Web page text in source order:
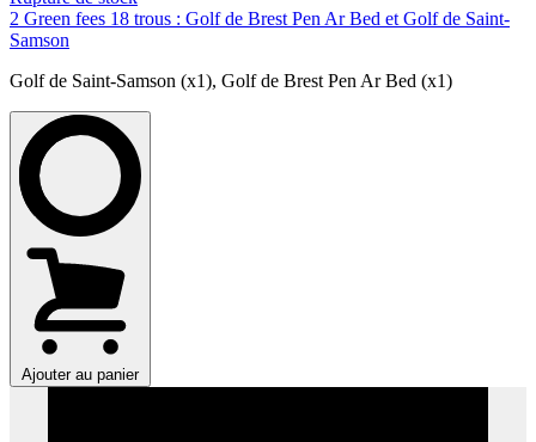
2 Green fees 18 trous : Golf de Brest Pen Ar Bed et Golf de Saint-
Samson
Golf de Saint-Samson (x1), Golf de Brest Pen Ar Bed (x1)
Ajouter au panier